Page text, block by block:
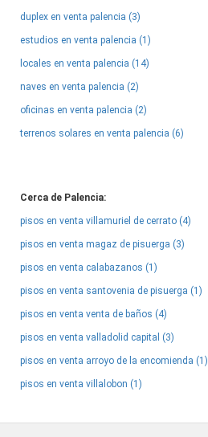
duplex en venta palencia (3)
estudios en venta palencia (1)
locales en venta palencia (14)
naves en venta palencia (2)
oficinas en venta palencia (2)
terrenos solares en venta palencia (6)
Cerca de Palencia:
pisos en venta villamuriel de cerrato (4)
pisos en venta magaz de pisuerga (3)
pisos en venta calabazanos (1)
pisos en venta santovenia de pisuerga (1)
pisos en venta venta de baños (4)
pisos en venta valladolid capital (3)
pisos en venta arroyo de la encomienda (1)
pisos en venta villalobon (1)